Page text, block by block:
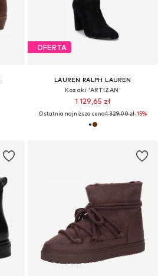
OFERTA
LAUREN RALPH LAUREN
Kozaki 'ARTIZAN'
1 129,65 zł
Ostatnia najniższa cena:1 329,00 zł-15%